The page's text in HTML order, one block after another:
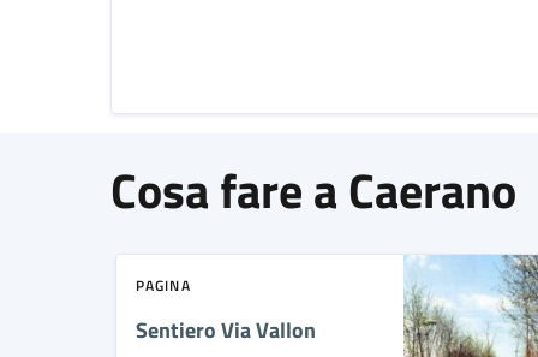
Cosa fare a Caerano
PAGINA
Sentiero Via Vallon